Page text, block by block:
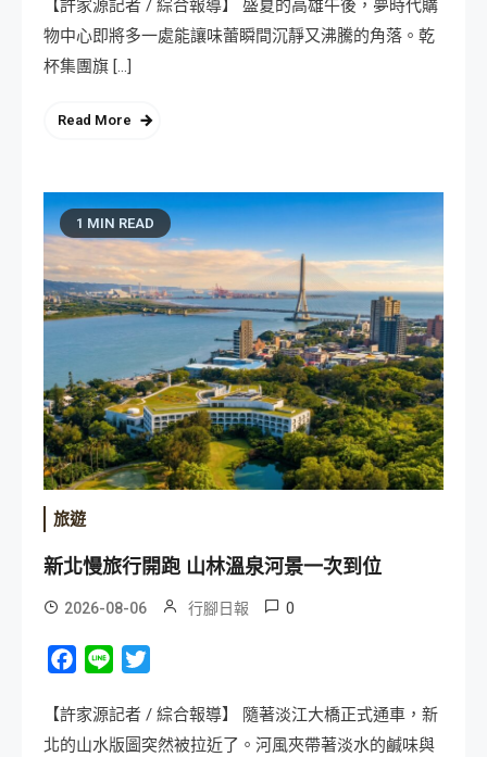
【許家源記者 / 綜合報導】 盛夏的高雄午後，夢時代購
物中心即將多一處能讓味蕾瞬間沉靜又沸騰的角落。乾
杯集團旗 […]
Read More
1 MIN READ
旅遊
新北慢旅行開跑 山林溫泉河景一次到位
2026-08-06 行腳日報 0
Facebook
Line
【許家源記者 / 綜合報導】 隨著淡江大橋正式通車，新
北的山水版圖突然被拉近了。河風夾帶著淡水的鹹味與